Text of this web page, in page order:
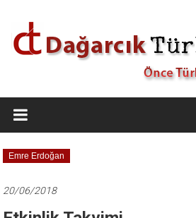
Dağarcık
Türkiye
Önce
Türkiye
Emre Erdoğan
20/06/2018